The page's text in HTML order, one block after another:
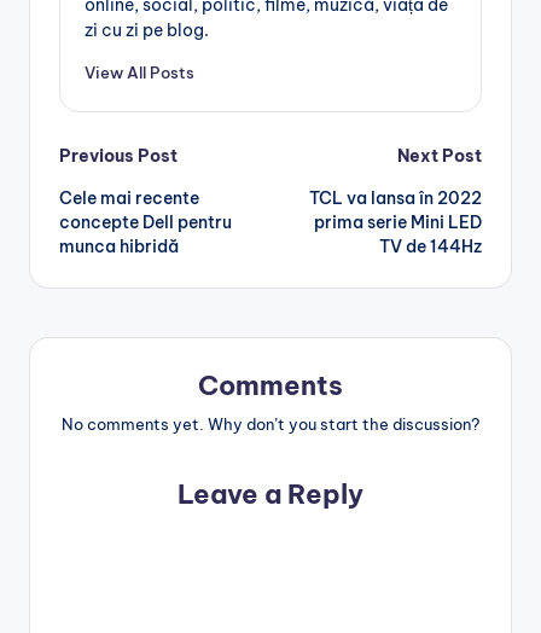
online, social, politic, filme, muzică, viața de
zi cu zi pe blog.
View All Posts
Post
navigation
Previous Post
Cele mai recente
concepte Dell pentru
munca hibridă
Next Post
TCL va lansa în 2022
prima serie Mini LED
TV de 144Hz
Comments
No comments yet. Why don’t you start the discussion?
Leave a Reply